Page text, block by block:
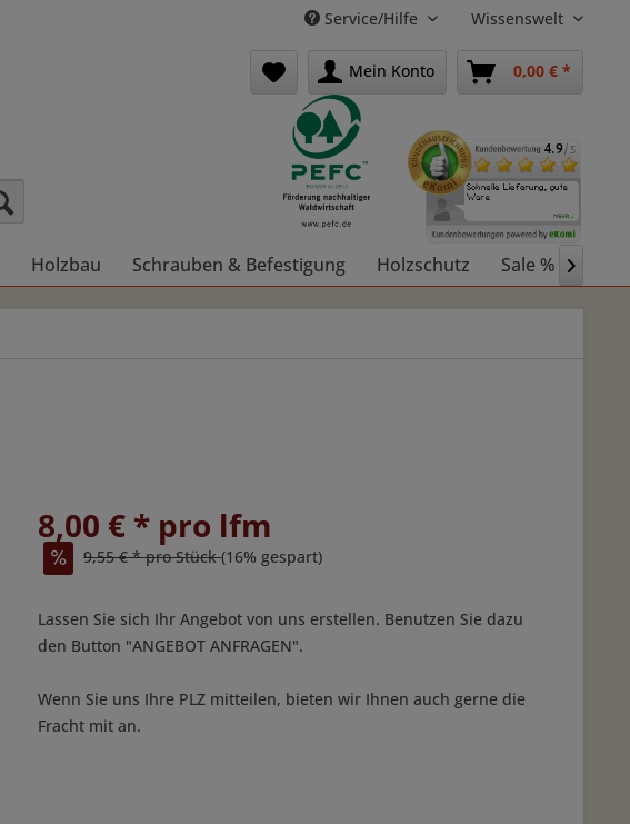
Service/Hilfe Wissenswelt
Mein Konto 0,00 € *
Holzbau Schrauben & Befestigung Holzschutz Sale % 
8,00 € * pro lfm
9,55 € * pro Stück(16% gespart)
Lassen Sie sich Ihr Angebot von uns erstellen. Benutzen Sie dazu
den Button "ANGEBOT ANFRAGEN".
Wenn Sie uns Ihre PLZ mitteilen, bieten wir Ihnen auch gerne die
Fracht mit an.